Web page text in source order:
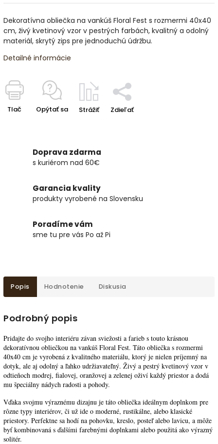
Dekoratívna obliečka na vankúš Floral Fest s rozmermi 40x40
cm, živý kvetinový vzor v pestrých farbách, kvalitný a odolný
materiál, skrytý zips pre jednoduchú údržbu.
Detailné informácie
Tlač Opýtať sa Strážiť Zdieľať
Doprava zdarma
s kuriérom nad 60€
Garancia kvality
produkty vyrobené na Slovensku
Poradíme vám
sme tu pre vás Po až Pi
Popis Hodnotenie Diskusia
Podrobný popis
Pridajte do svojho interiéru závan sviežosti a farieb s touto krásnou
dekoratívnou obliečkou na vankúš Floral Fest. Táto obliečka s rozmermi
40x40 cm je vyrobená z kvalitného materiálu, ktorý je nielen príjemný na
dotyk, ale aj odolný a ľahko udržiavateľný. Živý a pestrý kvetinový vzor v
odtieňoch modrej, fialovej, oranžovej a zelenej oživí každý priestor a dodá
mu špeciálny nádych radosti a pohody.
Vďaka svojmu výraznému dizajnu je táto obliečka ideálnym doplnkom pre
rôzne typy interiérov, či už ide o moderné, rustikálne, alebo klasické
priestory. Perfektne sa hodí na pohovku, kreslo, posteľ alebo lavicu, a môže
byť kombinovaná s ďalšími farebnými doplnkami alebo použitá ako výrazný
solitér.